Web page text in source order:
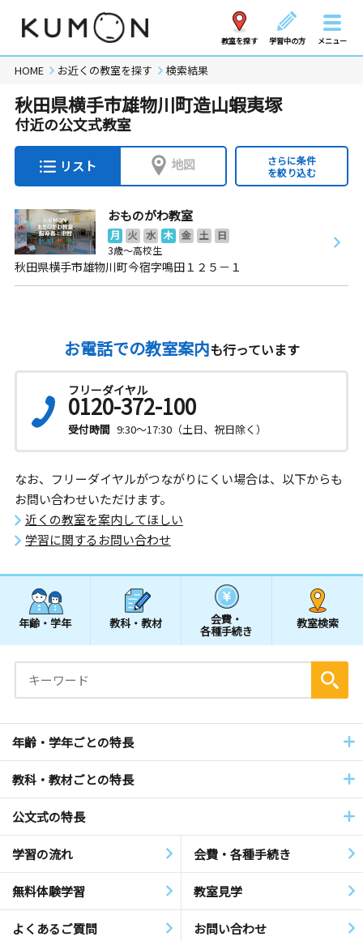
教室を探す 学習中の方 メニュー
HOME お近くの教室を探す 検索結果
秋田県横手市雄物川町造山蝦夷塚
付近の公文式教室
リスト 地図
さらに条件
を絞り込む
おものがわ教室
月 火 水 木 金 土
日
3歳～高校生
秋田県横手市雄物川町今宿字鳴田１２５－１
お電話での教室案内も行っています
フリーダイヤル
0120-372-100
受付時間 9:30～17:30（土日、祝日除く）
なお、フリーダイヤルがつながりにくい場合は、以下からも
お問い合わせいただけます。
近くの教室を案内してほしい
学習に関するお問い合わせ
年齢・学年 教科・教材 会費・
各種手続き
教室検索
年齢・学年ごとの特長
教科・教材ごとの特長
公文式の特長
学習の流れ 会費・各種手続き
無料体験学習 教室見学
よくあるご質問 お問い合わせ